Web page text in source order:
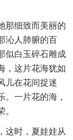
那细致而美丽的
沁人肺腑的百
似白玉碎石雕成
，这片花海犹如
儿在花间捉迷
。一片花的海，
这时，夏娃娃从